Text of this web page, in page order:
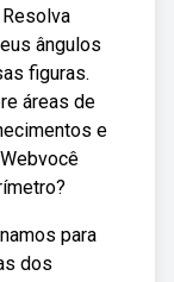
ângulos
figuras.
áreas de
e
para
dos